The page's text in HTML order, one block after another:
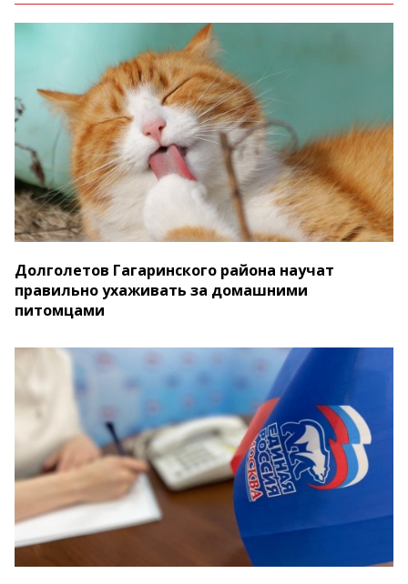
Долголетов Гагаринского района научат
правильно ухаживать за домашними
питомцами